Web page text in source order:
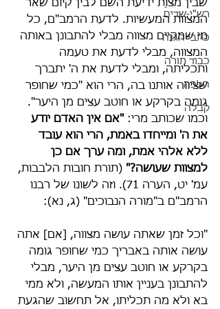
רש"י-שדים
כתבי הגנה
כבוד תורה
הלכה
קבלה
שבין מצוַת ידיעת השם לבין קיום שאר
המצוות המעשיות. לדעת הרמב"ם, כל
מי שמקיים מצווה מבלי להתבונן באותה
המצווה, מבלי לדעת את טעמה
ותכליתה, ומבלי לדעת את ה' יתברך
שציווה אותנו בה, הרי הוא "כמי שחופר
גומה בקרקע או חוטב עצים מן היער".
וכמו שכותב מרי: "אם אין האדם יודע
את ה' ומייחדו באמת, הרי הוא עובד
ללא אלהי אמת, ומה ערך אם כן
למצוות שעושה?" (תורת חובות הלבבות,
עמ' יט, הערה 71). וזה לשונו של רבנו
הרמב"ם ב"מורה הנבוכים" (ג, נא):
"וכל זמן שאתה עושה מצווה, [אם] אתה
עושה אותה באבריך כמי שחופר גומה
בקרקע או חוטב עצים מן היער, מבלי
להתבונן בעניין אותו המעשה, ולא ממי
בא ולא מה תכליתו, אל תחשוב שהגעת